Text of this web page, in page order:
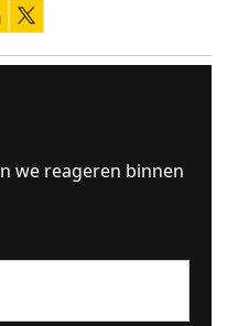
we reageren binnen